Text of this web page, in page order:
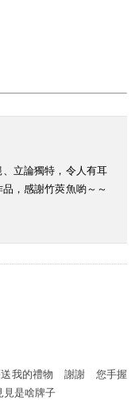
立論獨特，令人有耳
，感謝竹莢魚喲～～
送我的禮物 謝謝 您手握
是啥牌子